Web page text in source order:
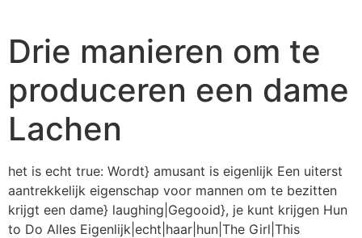
Drie manieren om te
produceren een dame
Lachen
het is echt true: Wordt} amusant is eigenlijk Een uiterst
aantrekkelijk eigenschap voor mannen om te bezitten
krijgt een dame} laughing|Gegooid}, je kunt krijgen Hun
to Do Alles Eigenlijk|echt|haar|hun|The Girl|This